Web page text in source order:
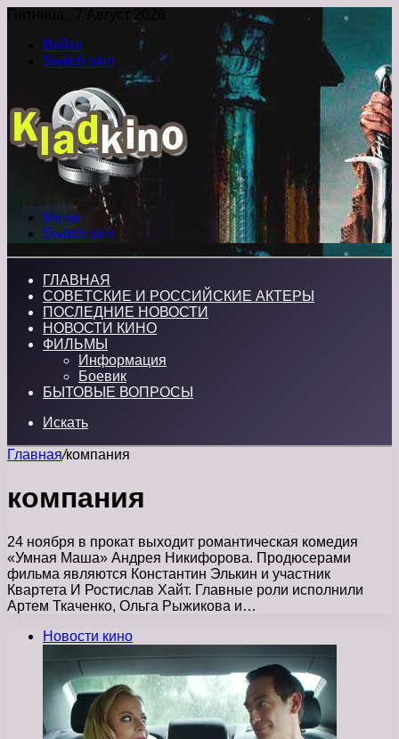
Пятница , 7 Август 2026
Войти
Switch skin
Меню
Switch skin
ГЛАВНАЯ
СОВЕТСКИЕ И РОССИЙСКИЕ АКТЕРЫ
ПОСЛЕДНИЕ НОВОСТИ
НОВОСТИ КИНО
ФИЛЬМЫ
Информация
Боевик
БЫТОВЫЕ ВОПРОСЫ
Искать
Главная/компания
компания
24 ноября в прокат выходит романтическая комедия
«Умная Маша» Андрея Никифорова. Продюсерами
фильма являются Константин Элькин и участник
Квартета И Ростислав Хайт. Главные роли исполнили
Артем Ткаченко, Ольга Рыжикова и…
Новости кино